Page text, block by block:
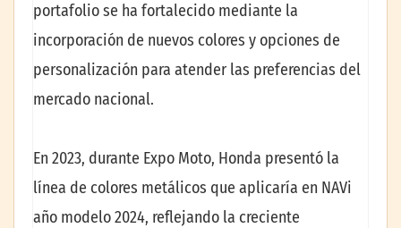
portafolio se ha fortalecido mediante la
incorporación de nuevos colores y opciones de
personalización para atender las preferencias del
mercado nacional.
En 2023, durante Expo Moto, Honda presentó la
línea de colores metálicos que aplicaría en NAVi
año modelo 2024, reflejando la creciente